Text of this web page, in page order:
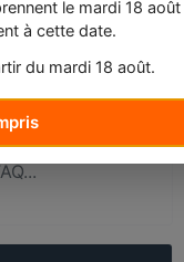
le mardi 18
à cette date.
du mardi 18 août.
CHEMISES A
- 24X32CM